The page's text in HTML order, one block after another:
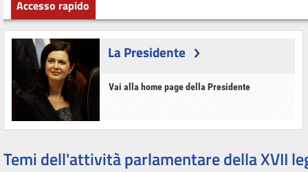
Accesso rapido
La Presidente
Vai alla home page della Presidente
Temi dell'attività parlamentare della XVII